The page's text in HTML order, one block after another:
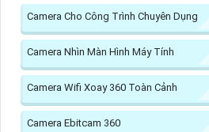
Camera Cho Công Trình Chuyên Dụng
Camera Nhìn Màn Hình Máy Tính
Camera Wifi Xoay 360 Toàn Cảnh
Camera Ebitcam 360